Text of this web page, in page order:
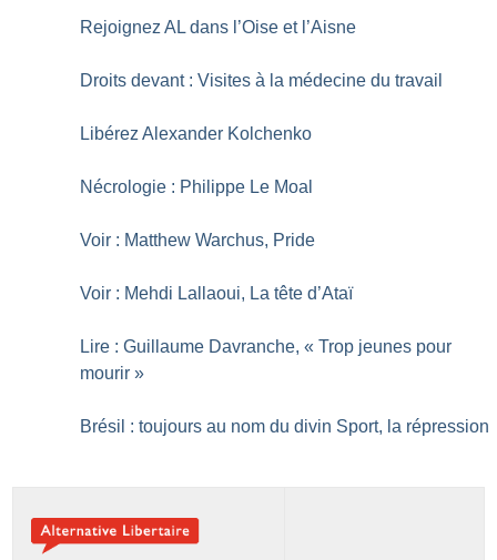
Rejoignez AL dans l’Oise et l’Aisne
Droits devant : Visites à la médecine du travail
Libérez Alexander Kolchenko
Nécrologie : Philippe Le Moal
Voir : Matthew Warchus, Pride
Voir : Mehdi Lallaoui, La tête d’Ataï
Lire : Guillaume Davranche, « Trop jeunes pour
mourir »
Brésil : toujours au nom du divin Sport, la répression